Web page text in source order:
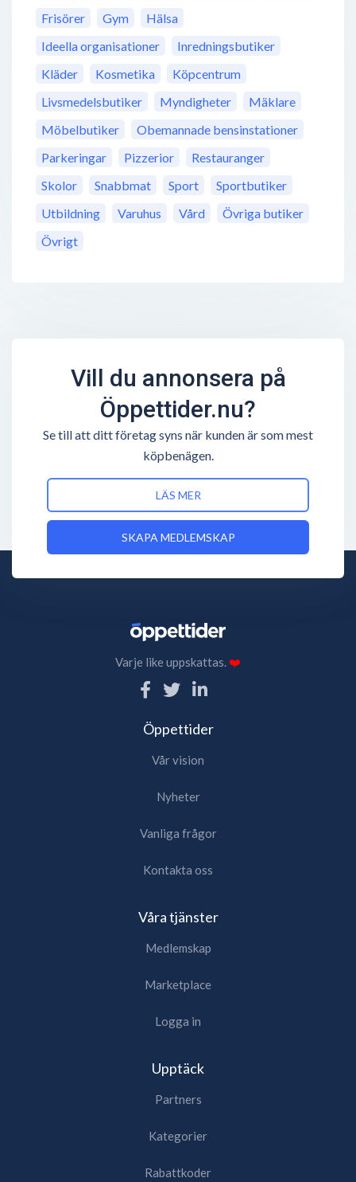
Frisörer
Gym
Hälsa
Ideella organisationer
Inredningsbutiker
Kläder
Kosmetika
Köpcentrum
Livsmedelsbutiker
Myndigheter
Mäklare
Möbelbutiker
Obemannade bensinstationer
Parkeringar
Pizzerior
Restauranger
Skolor
Snabbmat Sport
Sportbutiker
Utbildning
Varuhus Vård
Övriga butiker
Övrigt
Vill du annonsera på
Öppettider.nu?
Se till att ditt företag syns när kunden är som mest
köpbenägen.
LÄS MER
SKAPA MEDLEMSKAP
Varje like uppskattas.❤️
Öppettider
Vår vision
Nyheter
Vanliga frågor
Kontakta oss
Våra tjänster
Medlemskap
Marketplace
Logga in
Upptäck
Partners
Kategorier
Rabattkoder